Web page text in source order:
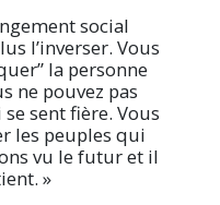
social
l’inverser. Vous
la personne
ne pouvez pas
sent fière. Vous
les peuples qui
vu le futur et il
»